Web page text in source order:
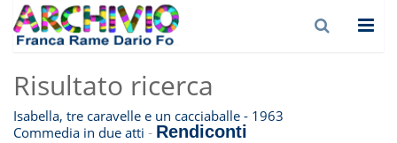
Risultato ricerca
Isabella, tre caravelle e un cacciaballe - 1963
Commedia in due atti - Rendiconti